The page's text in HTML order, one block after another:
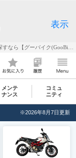
表示
メンテ
ナンス
コミュ
ニティ
※2026年8月7日更新